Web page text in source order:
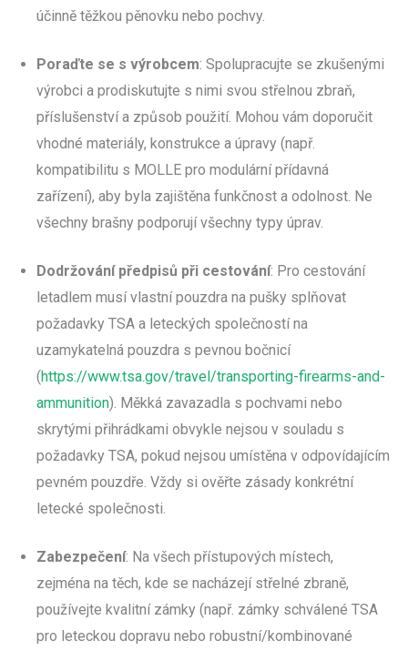
účinně těžkou pěnovku nebo pochvy.
Poraďte se s výrobcem: Spolupracujte se zkušenými
výrobci a prodiskutujte s nimi svou střelnou zbraň,
příslušenství a způsob použití. Mohou vám doporučit
vhodné materiály, konstrukce a úpravy (např.
kompatibilitu s MOLLE pro modulární přídavná
zařízení), aby byla zajištěna funkčnost a odolnost. Ne
všechny brašny podporují všechny typy úprav.
Dodržování předpisů při cestování: Pro cestování
letadlem musí vlastní pouzdra na pušky splňovat
požadavky TSA a leteckých společností na
uzamykatelná pouzdra s pevnou bočnicí
(https://www.tsa.gov/travel/transporting-firearms-and-
ammunition). Měkká zavazadla s pochvami nebo
skrytými přihrádkami obvykle nejsou v souladu s
požadavky TSA, pokud nejsou umístěna v odpovídajícím
pevném pouzdře. Vždy si ověřte zásady konkrétní
letecké společnosti.
Zabezpečení: Na všech přístupových místech,
zejména na těch, kde se nacházejí střelné zbraně,
používejte kvalitní zámky (např. zámky schválené TSA
pro leteckou dopravu nebo robustní/kombinované